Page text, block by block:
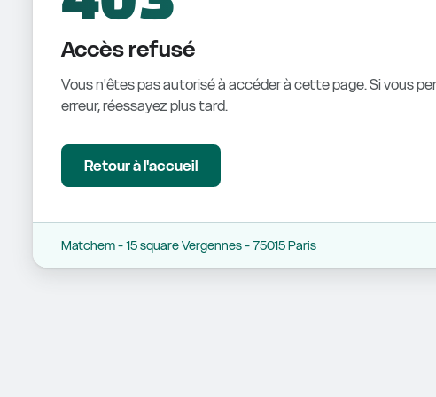
Accès refusé
Vous n'êtes pas autorisé à accéder à cette page. Si vous
erreur, réessayez plus tard.
Retour à l'accueil
Matchem - 15 square Vergennes - 75015 Paris